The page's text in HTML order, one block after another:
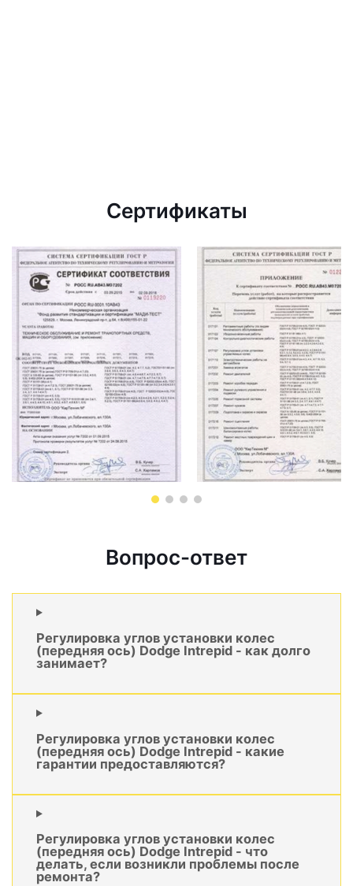
Сертификаты
Вопрос-ответ
Регулировка углов установки колес
(передняя ось) Dodge Intrepid - как долго
занимает?
Регулировка углов установки колес
(передняя ось) Dodge Intrepid - какие
гарантии предоставляются?
Регулировка углов установки колес
(передняя ось) Dodge Intrepid - что
делать, если возникли проблемы после
ремонта?